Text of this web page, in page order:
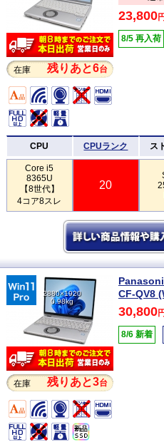
在庫 残りあと6台
23,800
8/5 再入荷
CPU CPUランク ス
Core i5
8365U
【8世代】
4コア8スレ
20
2880×1920
0.98kg
在庫 残りあと3台
CF-QV8
30,800
8/6 新着